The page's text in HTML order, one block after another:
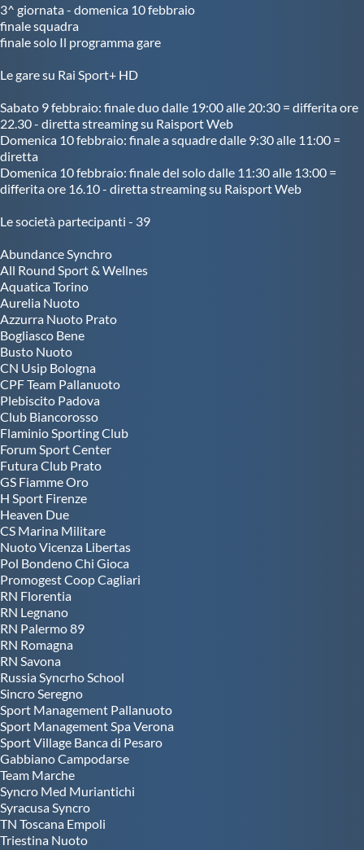
3^ giornata - domenica 10 febbraio
finale squadra
finale solo Il programma gare
Le gare su Rai Sport+ HD
Sabato 9 febbraio: finale duo dalle 19:00 alle 20:30 = differita ore
22.30 - diretta streaming su Raisport Web
Domenica 10 febbraio: finale a squadre dalle 9:30 alle 11:00 =
diretta
Domenica 10 febbraio: finale del solo dalle 11:30 alle 13:00 =
differita ore 16.10 - diretta streaming su Raisport Web
Le società partecipanti - 39
Abundance Synchro
All Round Sport & Wellnes
Aquatica Torino
Aurelia Nuoto
Azzurra Nuoto Prato
Bogliasco Bene
Busto Nuoto
CN Usip Bologna
CPF Team Pallanuoto
Plebiscito Padova
Club Biancorosso
Flaminio Sporting Club
Forum Sport Center
Futura Club Prato
GS Fiamme Oro
H Sport Firenze
Heaven Due
CS Marina Militare
Nuoto Vicenza Libertas
Pol Bondeno Chi Gioca
Promogest Coop Cagliari
RN Florentia
RN Legnano
RN Palermo 89
RN Romagna
RN Savona
Russia Syncrho School
Sincro Seregno
Sport Management Pallanuoto
Sport Management Spa Verona
Sport Village Banca di Pesaro
Gabbiano Campodarse
Team Marche
Syncro Med Muriantichi
Syracusa Syncro
TN Toscana Empoli
Triestina Nuoto